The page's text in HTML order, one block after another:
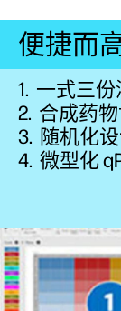
便捷而
1. 一式三份
2. 合成药
3. 随机化
4. 微型化